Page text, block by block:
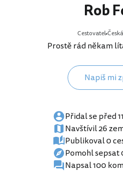
Rob
Cestovatel
Prostě rád někam
Napiš mi
Přidal se před
Navštívil 26
Publikoval 0
Pomohl sepsat
Napsal 100